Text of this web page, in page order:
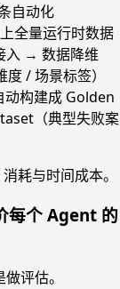
自动化
全量运行时数据
入 → 数据降维
/ 场景标签）
构建成 Golden
（典型失败案
耗与时间成本。
每个 Agent 的
评估。